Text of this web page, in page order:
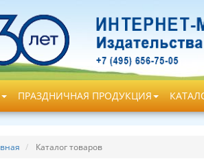
ПРАЗДНИЧНАЯ ПРОДУКЦИЯ
Каталог товаров